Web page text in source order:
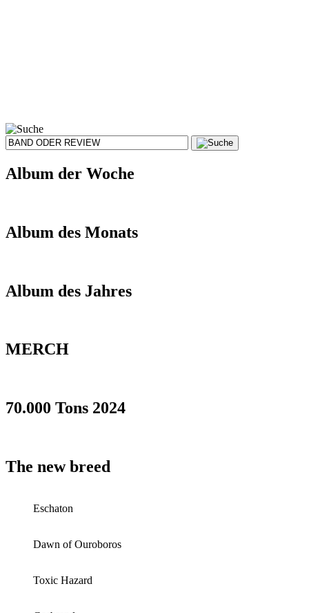
Album der Woche
Album des Monats
Album des Jahres
MERCH
70.000 Tons 2024
The new breed
Eschaton
Dawn of Ouroboros
Toxic Hazard